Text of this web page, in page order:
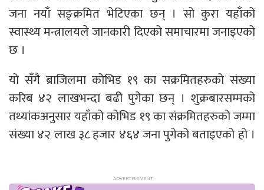
जना नयाँ सङ्क्रमित भेटिएका छन् । सो कुरा यहाँको
स्वास्थ्य मन्त्रालयले जानकारी दिएको समाचारमा जनाइएको
छ ।
यो सँगै ब्राजिलमा कोभिड १९ का सक्रमितहरुको संख्या
करिब ४२ लाखभन्दा बढी पुगेका छन् । शुक्रबारसम्मको
तथ्यांकअनुसार यहाँको कोभिड १९ का संक्रमितहरुको जम्मा
संख्या ४२ लाख ३८ हजार ४६४ जना पुगेको बताइएको हो ।